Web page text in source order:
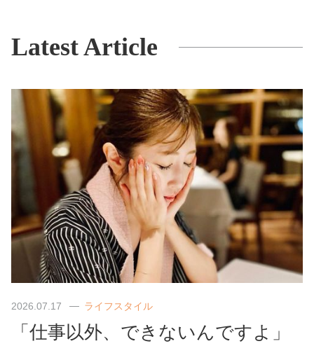
Latest Article
2026.07.17 ライフスタイル
「仕事以外、できないんですよ」